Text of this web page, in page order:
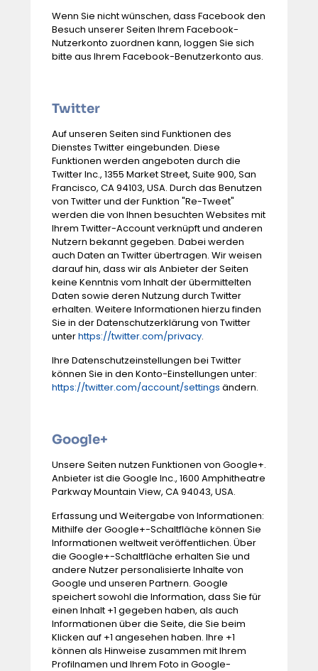
Wenn Sie nicht wünschen, dass Facebook den
Besuch unserer Seiten Ihrem Facebook-
Nutzerkonto zuordnen kann, loggen Sie sich
bitte aus Ihrem Facebook-Benutzerkonto aus.
Twitter
Auf unseren Seiten sind Funktionen des
Dienstes Twitter eingebunden. Diese
Funktionen werden angeboten durch die
Twitter Inc., 1355 Market Street, Suite 900, San
Francisco, CA 94103, USA. Durch das Benutzen
von Twitter und der Funktion "Re-Tweet"
werden die von Ihnen besuchten Websites mit
Ihrem Twitter-Account verknüpft und anderen
Nutzern bekannt gegeben. Dabei werden
auch Daten an Twitter übertragen. Wir weisen
darauf hin, dass wir als Anbieter der Seiten
keine Kenntnis vom Inhalt der übermittelten
Daten sowie deren Nutzung durch Twitter
erhalten. Weitere Informationen hierzu finden
Sie in der Datenschutzerklärung von Twitter
unterhttps://twitter.com/privacy.
Ihre Datenschutzeinstellungen bei Twitter
können Sie in den Konto-Einstellungen unter:
https://twitter.com/account/settings ändern.
Google+
Unsere Seiten nutzen Funktionen von Google+.
Anbieter ist die Google Inc., 1600 Amphitheatre
Parkway Mountain View, CA 94043, USA.
Erfassung und Weitergabe von Informationen:
Mithilfe der Google+-Schaltfläche können Sie
Informationen weltweit veröffentlichen. Über
die Google+-Schaltfläche erhalten Sie und
andere Nutzer personalisierte Inhalte von
Google und unseren Partnern. Google
speichert sowohl die Information, dass Sie für
einen Inhalt +1 gegeben haben, als auch
Informationen über die Seite, die Sie beim
Klicken auf +1 angesehen haben. Ihre +1
können als Hinweise zusammen mit Ihrem
Profilnamen und Ihrem Foto in Google-